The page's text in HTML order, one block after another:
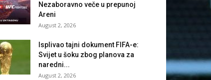
Nezaboravno veče u prepunoj
Areni
August 2, 2026
Isplivao tajni dokument FIFA-e:
Svijet u šoku zbog planova za
naredni...
August 2, 2026